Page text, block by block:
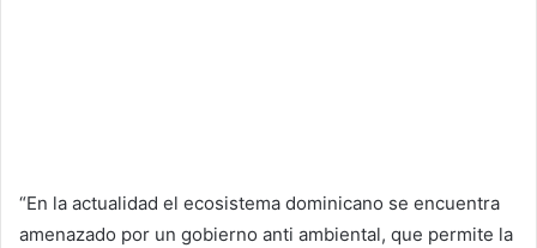
“En la actualidad el ecosistema dominicano se encuentra
amenazado por un gobierno anti ambiental, que permite la